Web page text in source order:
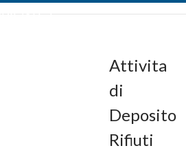
E
Attivita
di
Deposito
Rifiuti